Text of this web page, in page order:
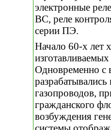
электронные
ВС, реле
серии ПЭ.
Начало 60-х лет
Одновременно с
газопроводов,
гражданского
возбуждения